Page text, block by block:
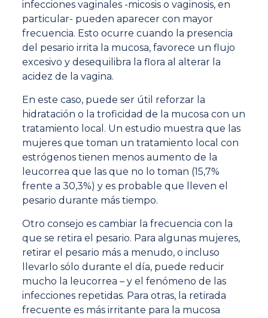
infecciones vaginales -micosis o vaginosis, en
particular- pueden aparecer con mayor
frecuencia. Esto ocurre cuando la presencia
del pesario irrita la mucosa, favorece un flujo
excesivo y desequilibra la flora al alterar la
acidez de la vagina.
En este caso, puede ser útil reforzar la
hidratación o la troficidad de la mucosa con un
tratamiento local. Un estudio muestra que las
mujeres que toman un tratamiento local con
estrógenos tienen menos aumento de la
leucorrea que las que no lo toman (15,7%
frente a 30,3%) y es probable que lleven el
pesario durante más tiempo.
Otro consejo es cambiar la frecuencia con la
que se retira el pesario. Para algunas mujeres,
retirar el pesario más a menudo, o incluso
llevarlo sólo durante el día, puede reducir
mucho la leucorrea – y el fenómeno de las
infecciones repetidas. Para otras, la retirada
frecuente es más irritante para la mucosa